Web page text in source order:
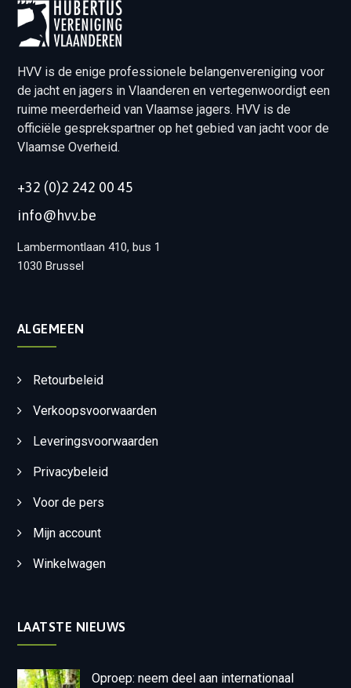
HVV is de enige professionele belangenvereniging voor
de jacht en jagers in Vlaanderen en vertegenwoordigt een
ruime meerderheid van Vlaamse jagers. HVV is de
officiële gesprekspartner op het gebied van jacht voor de
Vlaamse Overheid.
+32 (0)2 242 00 45
info@hvv.be
Lambermontlaan 410, bus 1
1030 Brussel
ALGEMEEN
Retourbeleid
Verkoopsvoorwaarden
Leveringsvoorwaarden
Privacybeleid
Voor de pers
Mijn account
Winkelwagen
LAATSTE NIEUWS
Oproep: neem deel aan internationaal